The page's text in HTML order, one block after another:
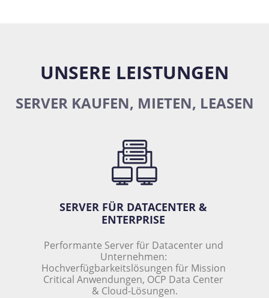
UNSERE LEISTUNGEN
SERVER KAUFEN, MIETEN, LEASEN
SERVER FÜR DATACENTER &
ENTERPRISE
Performante Server für Datacenter und
Unternehmen:
Hochverfügbarkeitslösungen für Mission
Critical Anwendungen, OCP Data Center
& Cloud-Lösungen.